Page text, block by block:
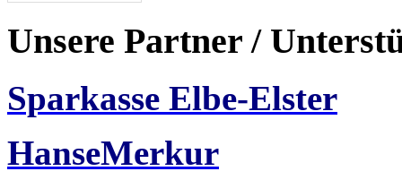
Unsere Partner /
Sparkasse Elbe-Elster
HanseMerkur